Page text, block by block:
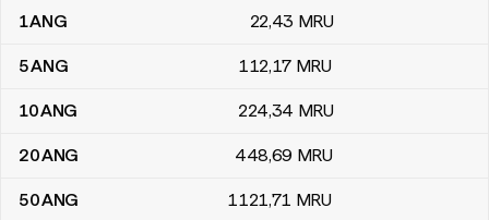
Tabela przeliczeń guldena antylskiego na ugija mauretańskiej
1ANG 22,43 MRU
5ANG 112,17 MRU
10ANG 224,34 MRU
20ANG 448,69 MRU
50ANG 1121,71 MRU